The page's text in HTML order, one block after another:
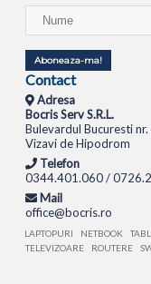
Aboneaza-ma!
Contact
Adresa
Bocris Serv S.R.L.
Bulevardul Bucuresti
Vizavi de Hipodrom
Telefon
0344.401.060 /
Mail
office@bocris.ro
LAPTOPURI NETBOOK
TELEVIZOARE
ROUTERE